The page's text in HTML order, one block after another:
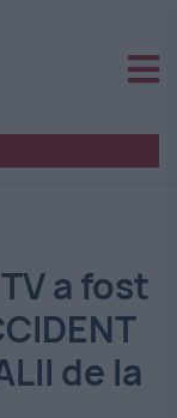
a fost
de la